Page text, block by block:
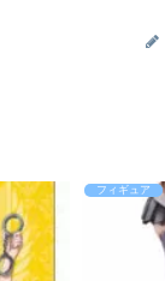
フィギュア